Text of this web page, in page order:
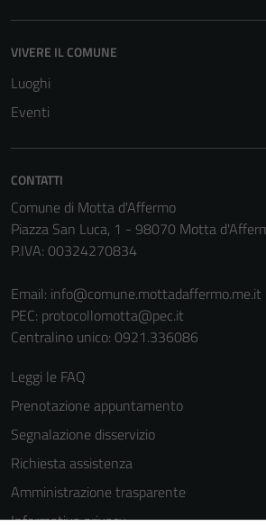
VIVERE IL COMUNE
Luoghi
Eventi
CONTATTI
Comune di Motta d'Affermo
Piazza San Luca, 1 - 98070 Motta
P.IVA: 00324270834
Email: info@comune.mottadaffermo.me.it
PEC: protocollomotta@pec.it
Centralino unico: 0921.336086
Leggi le FAQ
Prenotazione appuntamento
Segnalazione disservizio
Richiesta assistenza
Amministrazione trasparente
Informativa privacy
Terze